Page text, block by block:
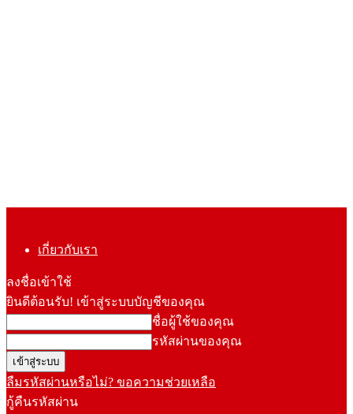
เกี่ยวกับเรา
ลงชื่อเข้าใช้
ยินดีต้อนรับ! เข้าสู่ระบบบัญชีของคุณ
ชื่อผู้ใช้ของคุณ
รหัสผ่านของคุณ
ลืมรหัสผ่านหรือไม่? ขอความช่วยเหลือ
กู้คืนรหัสผ่าน